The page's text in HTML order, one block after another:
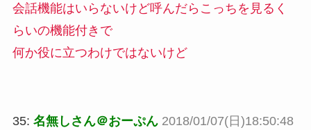
会話機能はいらないけど呼んだらこっちを見るく
らいの機能付きで
何か役に立つわけではないけど
35: 名無しさん＠おーぷん 2018/01/07(日)18:50:48